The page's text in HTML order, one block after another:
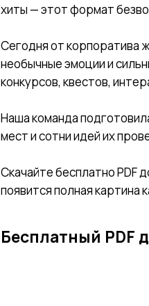
хиты — этот формат
Сегодня от корпоратива
необычные эмоции и
конкурсов, квестов,
Наша команда
мест и сотни идей их
Скачайте бесплатно PDF
появится полная
Бесплатный PDF